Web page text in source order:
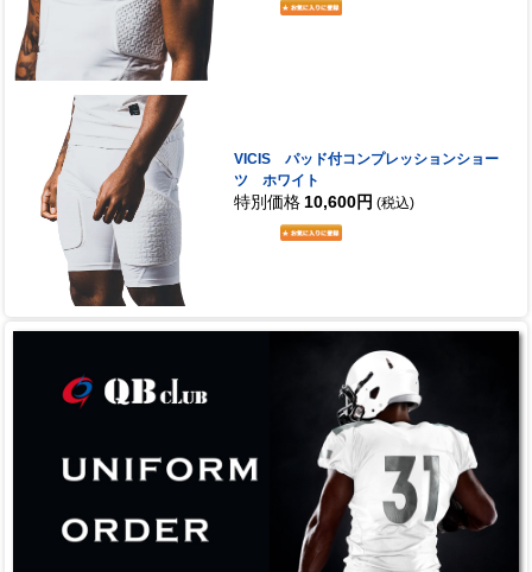
VICIS パッド付コンプレッションショー
ツ ホワイト
特別価格 10,600円 (税込)